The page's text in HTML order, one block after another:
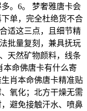
。6。 梦奢雅唐卡会
单，完全杜绝货不合
适这三点，且细节精
批量复刻，兼具抚玩
天然矿物颜料，线条
本命佛唐卡有什么寄
肖本命佛唐卡精准贴
氧化；北方干燥无需
避免接触汗水、喷鼻